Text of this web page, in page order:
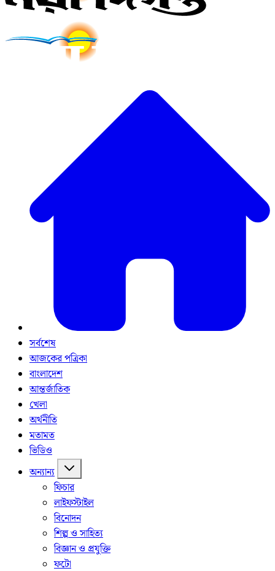
সর্বশেষ
আজকের পত্রিকা
বাংলাদেশ
আন্তর্জাতিক
খেলা
অর্থনীতি
মতামত
ভিডিও
অন্যান্য
ফিচার
লাইফস্টাইল
বিনোদন
শিল্প ও সাহিত্য
বিজ্ঞান ও প্রযুক্তি
ফটো